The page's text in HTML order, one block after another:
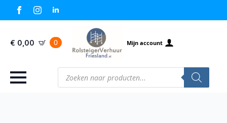
€ 0,00 0 Mijn account
Producten
zoeken